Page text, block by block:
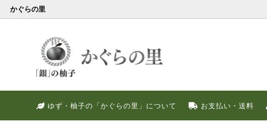
かぐらの里
ゆず・柚子の「かぐらの里」について お支払い・送料